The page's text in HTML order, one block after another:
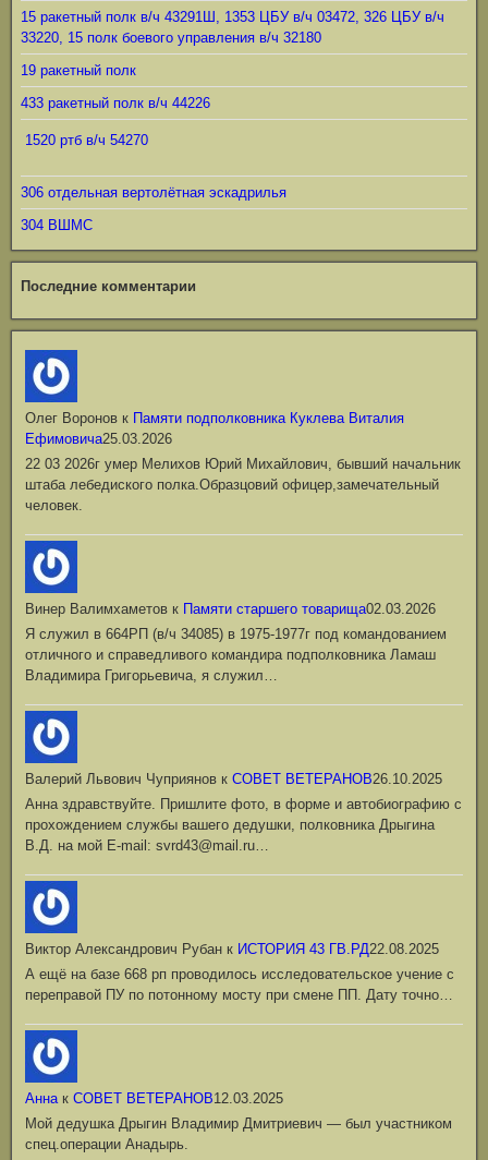
15 ракетный полк в/ч 43291Ш, 1353 ЦБУ в/ч 03472, 326 ЦБУ в/ч
33220, 15 полк боевого управления в/ч 32180
19 ракетный полк
433 ракетный полк в/ч 44226
1520 ртб в/ч 54270
306 отдельная вертолётная эскадрилья
304 ВШМС
Последние комментарии
Олег Воронов к Памяти подполковника Куклева Виталия
Ефимовича25.03.2026
22 03 2026г умер Мелихов Юрий Михайлович, бывший начальник
штаба лебедиского полка.Образцовий офицер,замечательный
человек.
Винер Валимхаметов к Памяти старшего товарища02.03.2026
Я служил в 664РП (в/ч 34085) в 1975-1977г под командованием
отличного и справедливого командира подполковника Ламаш
Владимира Григорьевича, я служил…
Валерий Львович Чуприянов к СОВЕТ ВЕТЕРАНОВ26.10.2025
Анна здравствуйте. Пришлите фото, в форме и автобиографию с
прохождением службы вашего дедушки, полковника Дрыгина
В.Д. на мой Е-mail: svrd43@mail.ru…
Виктор Александрович Рубан к ИСТОРИЯ 43 ГВ.РД22.08.2025
А ещё на базе 668 рп проводилось исследовательское учение с
переправой ПУ по потонному мосту при смене ПП. Дату точно…
Аннак СОВЕТ ВЕТЕРАНОВ12.03.2025
Мой дедушка Дрыгин Владимир Дмитриевич — был участником
спец.операции Анадырь.